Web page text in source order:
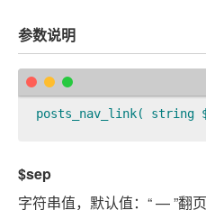
参数说明
posts_nav_link(
$sep
字符串值，默认值：“ — ”翻